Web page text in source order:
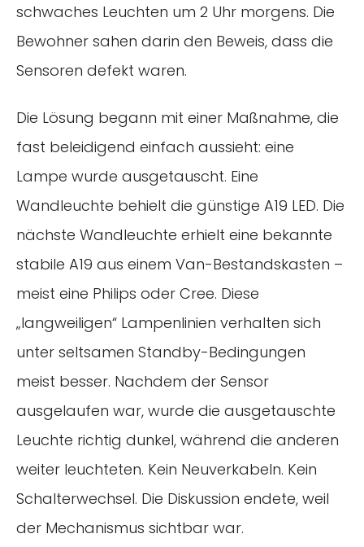
schwaches Leuchten um 2 Uhr morgens. Die
Bewohner sahen darin den Beweis, dass die
Sensoren defekt waren.
Die Lösung begann mit einer Maßnahme, die
fast beleidigend einfach aussieht: eine
Lampe wurde ausgetauscht. Eine
Wandleuchte behielt die günstige A19 LED. Die
nächste Wandleuchte erhielt eine bekannte
stabile A19 aus einem Van-Bestandskasten –
meist eine Philips oder Cree. Diese
„langweiligen“ Lampenlinien verhalten sich
unter seltsamen Standby-Bedingungen
meist besser. Nachdem der Sensor
ausgelaufen war, wurde die ausgetauschte
Leuchte richtig dunkel, während die anderen
weiter leuchteten. Kein Neuverkabeln. Kein
Schalterwechsel. Die Diskussion endete, weil
der Mechanismus sichtbar war.